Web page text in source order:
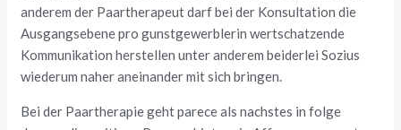
anderem der Paartherapeut darf bei der Konsultation die
Ausgangsebene pro gunstgewerblerin wertschatzende
Kommunikation herstellen unter anderem beiderlei Sozius
wiederum naher aneinander mit sich bringen.
Bei der Paartherapie geht parece als nachstes in folge